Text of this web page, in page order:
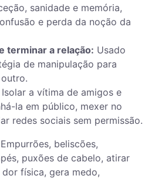
sanidade e memória,
e perda da noção da
terminar a relação: Usado
de manipulação para
Isolar a vítima de amigos e
la em público, mexer no
redes sociais sem permissão.
Empurrões, beliscões,
puxões de cabelo, atirar
física, gera medo,